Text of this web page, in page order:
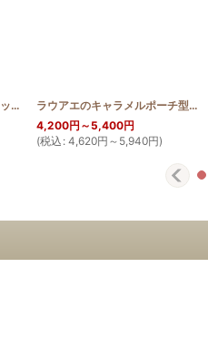
ドルフィンのミニミニポシェット HQMINIMINIPO_DOL]
ラウアエのキャラメルポーチ型ショルダーバッグ
4,200円 ～5,400円
(税込 : 4,620円 ～5,940円)